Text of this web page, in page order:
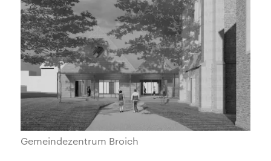
Gemeindezentrum Broich